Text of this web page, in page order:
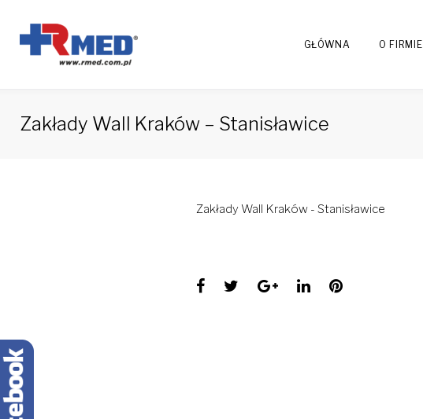
GŁÓWNA O FIRMIE
Zakłady Wall Kraków – Stanisławice
Zakłady Wall Kraków - Stanisławice
Facebook
TwitterGoogle+
LinkedInPinterest